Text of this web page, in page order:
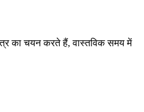
का चयन करते हैं, वास्तविक समय में